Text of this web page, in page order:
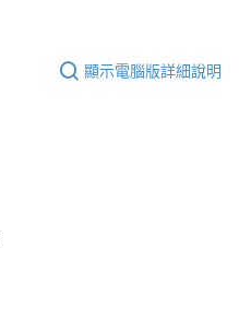
顯示電腦版詳細說明